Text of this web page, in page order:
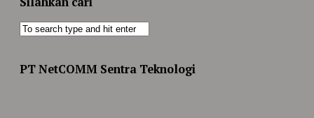
PT NetCOMM Sentra Teknologi